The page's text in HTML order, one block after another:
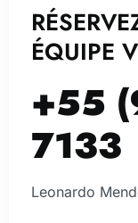
ÉQUIPE
+55
7133
Leonardo